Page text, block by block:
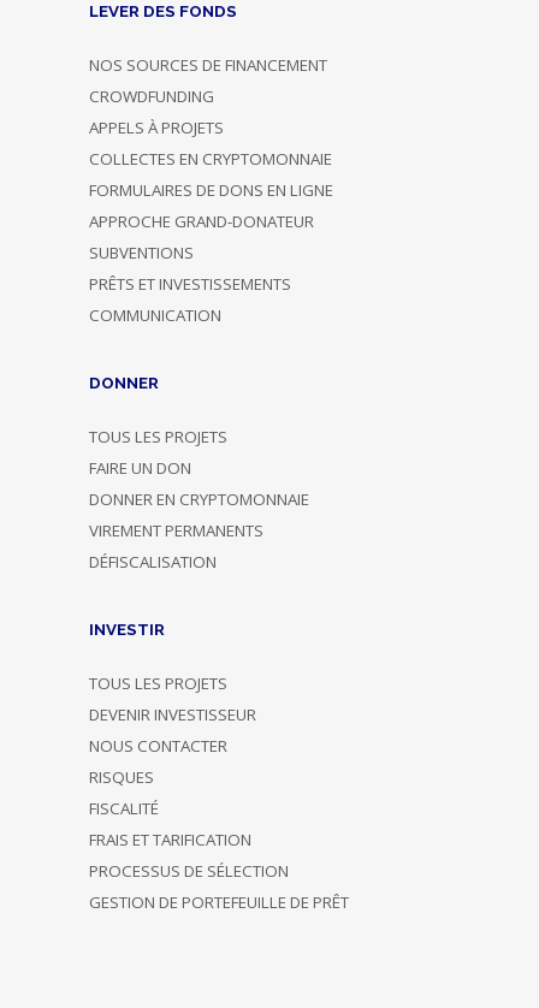
LEVER DES FONDS
NOS SOURCES DE FINANCEMENT
CROWDFUNDING
APPELS À PROJETS
COLLECTES EN CRYPTOMONNAIE
FORMULAIRES DE DONS EN LIGNE
APPROCHE GRAND-DONATEUR
SUBVENTIONS
PRÊTS ET INVESTISSEMENTS
COMMUNICATION
DONNER
TOUS LES PROJETS
FAIRE UN DON
DONNER EN CRYPTOMONNAIE
VIREMENT PERMANENTS
DÉFISCALISATION
INVESTIR
TOUS LES PROJETS
DEVENIR INVESTISSEUR
NOUS CONTACTER
RISQUES
FISCALITÉ
FRAIS ET TARIFICATION
PROCESSUS DE SÉLECTION
GESTION DE PORTEFEUILLE DE PRÊT